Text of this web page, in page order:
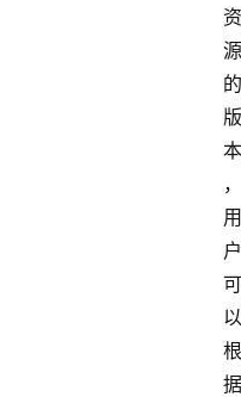
资
源
的
版
本
，
用
户
可
以
根
据